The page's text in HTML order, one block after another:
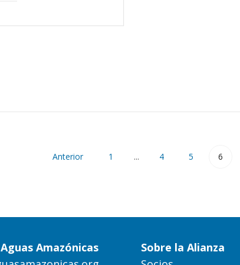
Anterior 1 ... 4 5 6
Amazónicas
Sobre la Alianza